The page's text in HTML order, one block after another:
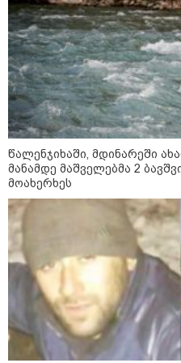
15:49 / 06-08-2026
შეიძინე ალდაგის
მიიღე გაორმაგებული
საზოგადოება
წალენჯიხაში, მდინარეში
მანამდე მაშველებმა 2
მოახერხეს